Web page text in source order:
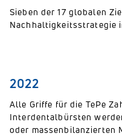
Sieben der 17 globalen
Nachhaltigkeitsstrategie
2022
Alle Griffe für die TePe
Interdentalbürsten
oder massenbilanzierten